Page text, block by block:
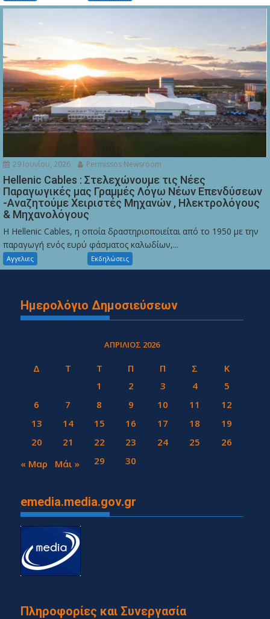
29 Ιουνίου, 2026 Permissos Newsroom
Hellenic Cables : Στελεχώνουμε τις Νέες
Παραγωγικές μας Γραμμές Λόγω Νέων Επενδύσεων
-Αναζητούμε Χειριστές Μηχανών , Ηλεκτρολόγους
& Μηχανολόγους
Η Hellenic Cables, η οποία δραστηριοποιείται από το 1950 με την
παραγωγή ενός ευρύ φάσματος καλωδίων,...
Αγγελιες Εκδηλώσεις
Ημερολόγιο Δημοσιεύσεων
ΑΠΡΊΛΙΟΣ 2026
Δ Τ Τ Π Π Σ
Κ
1
2 3 4
5
6
7 8 9 10 11
12
13
14 15 16 17 18
19
20
21 22 23 24 25
26
27
28 29 30
« Μαρ Μάι »
emedia.media.gov.gr
Πληροφορίες και Συνεργασία